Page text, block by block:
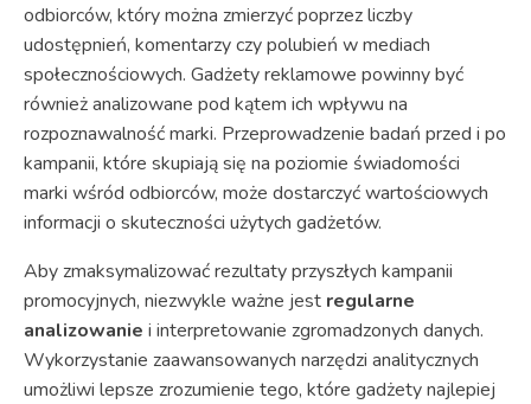
odbiorców, który można zmierzyć poprzez liczby
udostępnień, komentarzy czy polubień w mediach
społecznościowych. Gadżety reklamowe powinny być
również analizowane pod kątem ich wpływu na
rozpoznawalność marki. Przeprowadzenie badań przed i po
kampanii, które skupiają się na poziomie świadomości
marki wśród odbiorców, może dostarczyć wartościowych
informacji o skuteczności użytych gadżetów.
Aby zmaksymalizować rezultaty przyszłych kampanii
promocyjnych, niezwykle ważne jest regularne
analizowanie i interpretowanie zgromadzonych danych.
Wykorzystanie zaawansowanych narzędzi analitycznych
umożliwi lepsze zrozumienie tego, które gadżety najlepiej